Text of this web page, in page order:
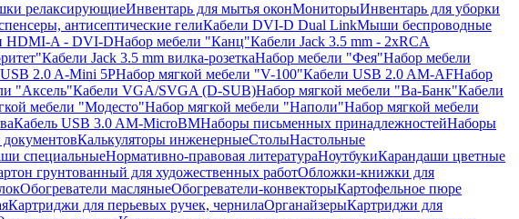
релаксирующиеИнвентарь для мытья оконМониторыИнвентарь для уборки
антисептические гелиКабели DVI-D Dual LinkМыши беспроводные
HDMI-A - DVI-DНабор мебели "Канц"Кабели Jack 3.5 mm - 2xRCA
Кабели Jack 3.5 mm вилка-розеткаНабор мебели "Фея"Набор мебели
2.0 A-Mini 5PНабор мягкой мебели "V-100"Кабели USB 2.0 AM-AFНабор
"Аксель"Кабели VGA/SVGA (D-SUB)Набор мягкой мебели "Ва-Банк"Кабели
мебели "Модесто"Набор мягкой мебели "Наполи"Набор мягкой мебели
Кабель USB 3.0 AM-MicroBMНаборы письменных принадлежностейНаборы
Калькуляторы инженерныеСтолыНастольные
специальныеНормативно-правовая литератураНоутбукиКарандаши цветные
грунтованный для художественных работОбложки-книжки для
Обогреватели масляныеОбогреватели-конвекторыКартофельное пюре
Картриджи для перьевых ручек, чернилаОрганайзерыКартриджи для